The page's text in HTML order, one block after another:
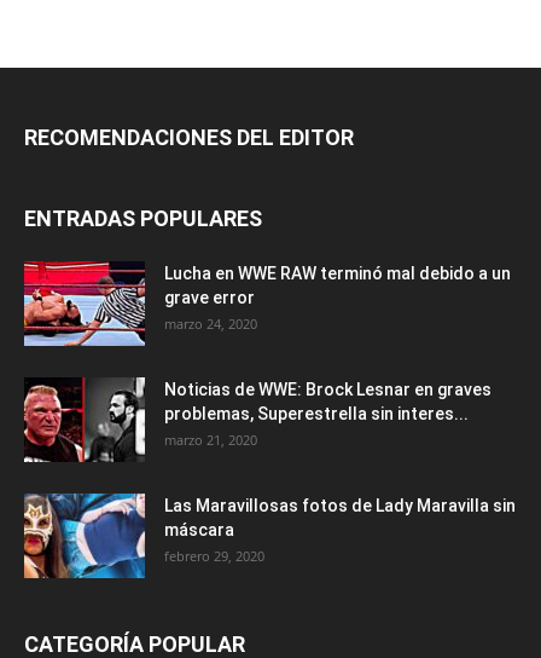
RECOMENDACIONES DEL EDITOR
ENTRADAS POPULARES
Lucha en WWE RAW terminó mal debido a un
grave error
marzo 24, 2020
Noticias de WWE: Brock Lesnar en graves
problemas, Superestrella sin interes...
marzo 21, 2020
Las Maravillosas fotos de Lady Maravilla sin
máscara
febrero 29, 2020
CATEGORÍA POPULAR